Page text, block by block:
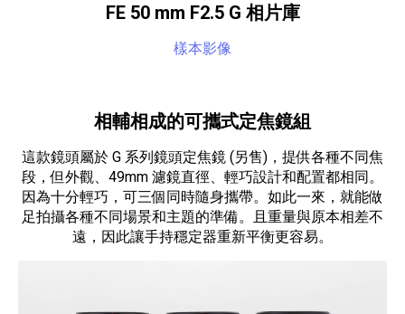
FE 50 mm F2.5 G 相片庫
樣本影像
相輔相成的可攜式定焦鏡組
這款鏡頭屬於 G 系列鏡頭定焦鏡 (另售)，提供各種不同焦
段，但外觀、49mm 濾鏡直徑、輕巧設計和配置都相同。
因為十分輕巧，可三個同時隨身攜帶。如此一來，就能做
足拍攝各種不同場景和主題的準備。且重量與原本相差不
遠，因此讓手持穩定器重新平衡更容易。